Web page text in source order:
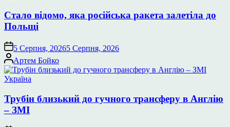
Стало відомо, яка російська ракета залетіла до
Польщі
5 Серпня, 20265 Серпня, 2026
Опубліковано
Артем Бойко
Опублікувати
Україна
Трубін близький до гучного трансферу в Англію
– ЗМІ